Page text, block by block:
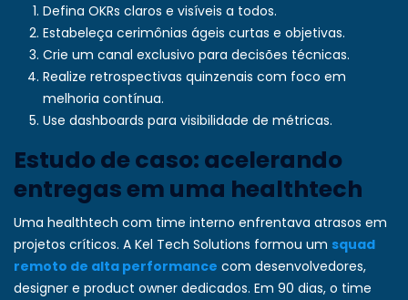
Defina OKRs claros e visíveis a todos.
Estabeleça cerimônias ágeis curtas e objetivas.
Crie um canal exclusivo para decisões técnicas.
Realize retrospectivas quinzenais com foco em
melhoria contínua.
Use dashboards para visibilidade de métricas.
Estudo de caso: acelerando
entregas em uma healthtech
Uma healthtech com time interno enfrentava atrasos em
projetos críticos. A Kel Tech Solutions formou um squad
remoto de alta performance com desenvolvedores,
designer e product owner dedicados. Em 90 dias, o time